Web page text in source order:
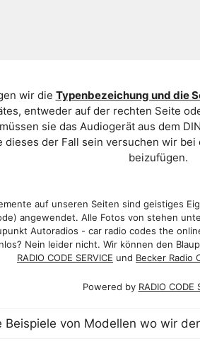
wir die Typenbezeichung und die
entweder auf der rechten Seite
sie das Audiogerät aus dem
der Fall sein versuchen wir
beizufügen.
auf unseren Seiten sind geistiges
angewendet. Alle Fotos von stehen
Autoradios - car radio codes the
Nein leider nicht. Wir können den
RADIO CODE SERVICE und Becker Radio
Powered by RADIO CODE